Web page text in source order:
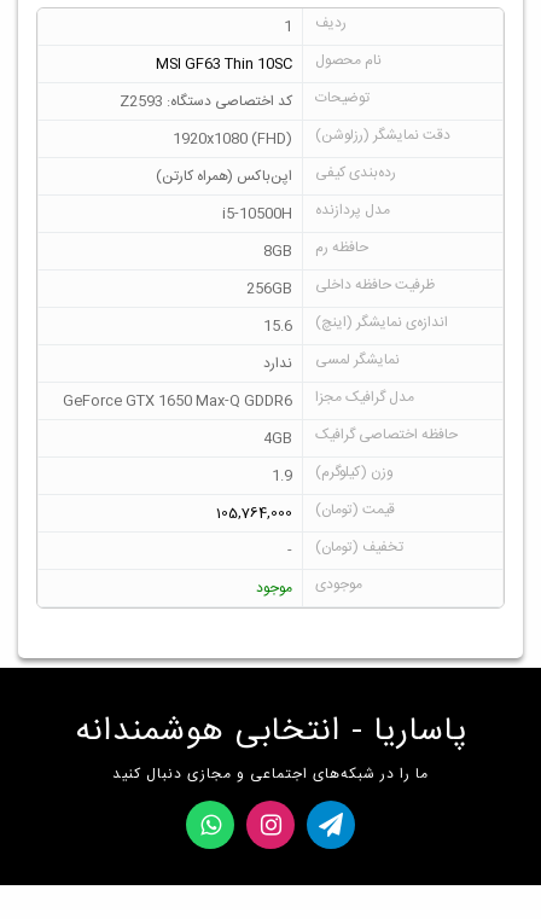
1
MSI GF63 Thin 10SC
کد اختصاصی دستگاه: Z2593
1920x1080 (FHD)
اپن‌باکس (همراه کارتن)
i5-10500H
8GB
256GB
15.6
ندارد
GeForce GTX 1650 Max-Q GDDR6
4GB
1.9
105,764,000
-
موجود
پاساریا - انتخابی هوشمندانه
ما را در شبکه‌های اجتماعی و مجازی دنبال کنید